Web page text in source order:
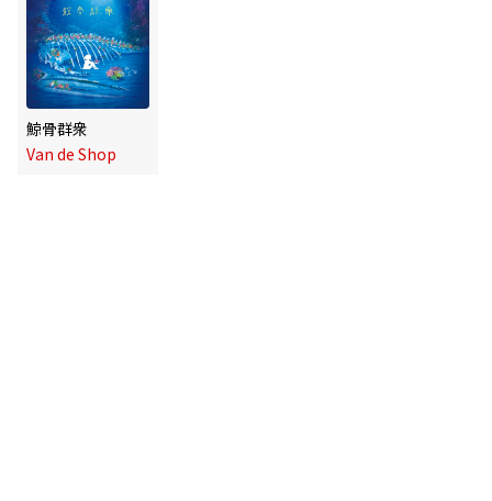
鯨骨群衆
Van de Shop